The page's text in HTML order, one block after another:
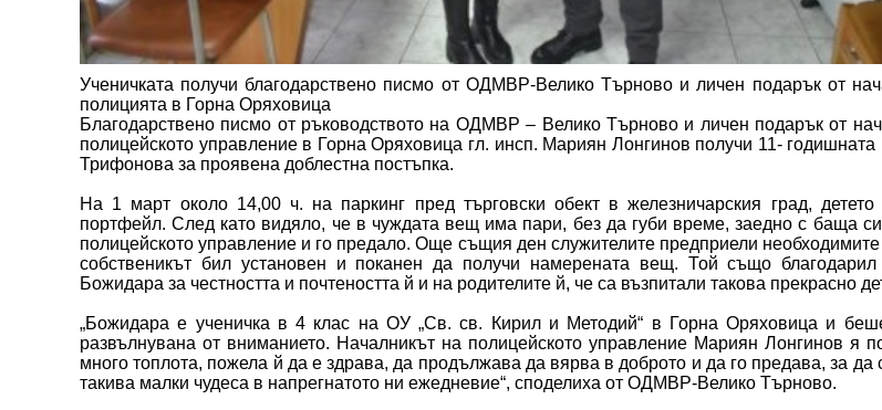
Ученичката получи благодарствено писмо от ОДМВР-Велико Търново и личен подарък от
полицията в Горна Оряховица
Благодарствено писмо от ръководството на ОДМВР – Велико Търново и личен подарък от
полицейското управление в Горна Оряховица гл. инсп. Мариян Лонгинов получи 11-
Трифонова за проявена доблестна постъпка.
На 1 март около 14,00 ч. на паркинг пред търговски обект в железничарския град,
портфейл. След като видяло, че в чуждата вещ има пари, без да губи време, заедно с баща
полицейското управление и го предало. Още същия ден служителите предприели необходимите
собственикът бил установен и поканен да получи намерената вещ. Той също
Божидара за честността и почтеността й и на родителите й, че са възпитали такова прекрасно
„Божидара е ученичка в 4 клас на ОУ „Св. св. Кирил и Методий“ в Горна Оряховица и
развълнувана от вниманието. Началникът на полицейското управление Мариян Лонгинов я
много топлота, пожела й да е здрава, да продължава да вярва в доброто и да го предава, за да
такива малки чудеса в напрегнатото ни ежедневие“, споделиха от ОДМВР-Велико Търново.